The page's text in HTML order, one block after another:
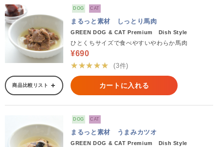
DOG CAT
まるっと素材 しっとり馬肉
GREEN DOG & CAT Premium Dish Style
ひとくちサイズで食べやすいやわらか馬肉
¥690
★★★★★
(3件)
商品比較リスト カートに入れる
DOG CAT
まるっと素材 うまみカツオ
GREEN DOG & CAT Premium Dish Style